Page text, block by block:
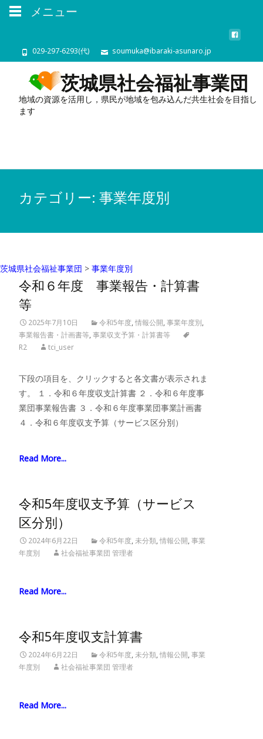
029-297-6293(代) soumuka@ibaraki-asunaro.jp
茨城県社会福祉事業団
地域の資源を活用し，県民が地域を包み込んだ共生社会を目指し
ます
カテゴリー: 事業年度別
茨城県社会福祉事業団 > 事業年度別
令和６年度 事業報告・計算書
等
2025年7月10日 令和5年度,情報公開,事業年度別,
事業報告書・計画書等,事業収支予算・計算書等
R2
tci_user
下段の項目を、クリックすると各文書が表示されま
す。 １．令和６年度収支計算書 ２．令和６年度事
業団事業報告書 ３．令和６年度事業団事業計画書
４．令和６年度収支予算（サービス区分別）
Read More...
令和5年度収支予算（サービス
区分別）
2024年6月22日 令和5年度,未分類,情報公開,事業
年度別
社会福祉事業団 管理者
Read More...
令和5年度収支計算書
2024年6月22日 令和5年度,未分類,情報公開,事業
年度別
社会福祉事業団 管理者
Read More...
メニュー